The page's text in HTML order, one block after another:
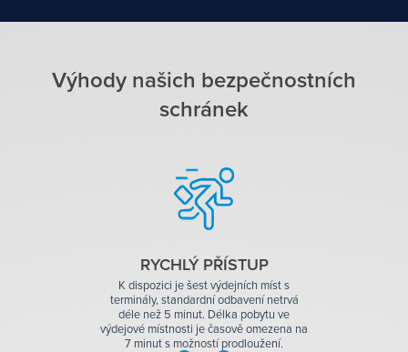
Výhody našich bezpečnostních
schránek
RYCHLÝ PŘÍSTUP
K dispozici je šest výdejních míst s
terminály, standardní odbavení netrvá
déle než 5 minut. Délka pobytu ve
výdejové místnosti je časově omezena na
7 minut s možností prodloužení.